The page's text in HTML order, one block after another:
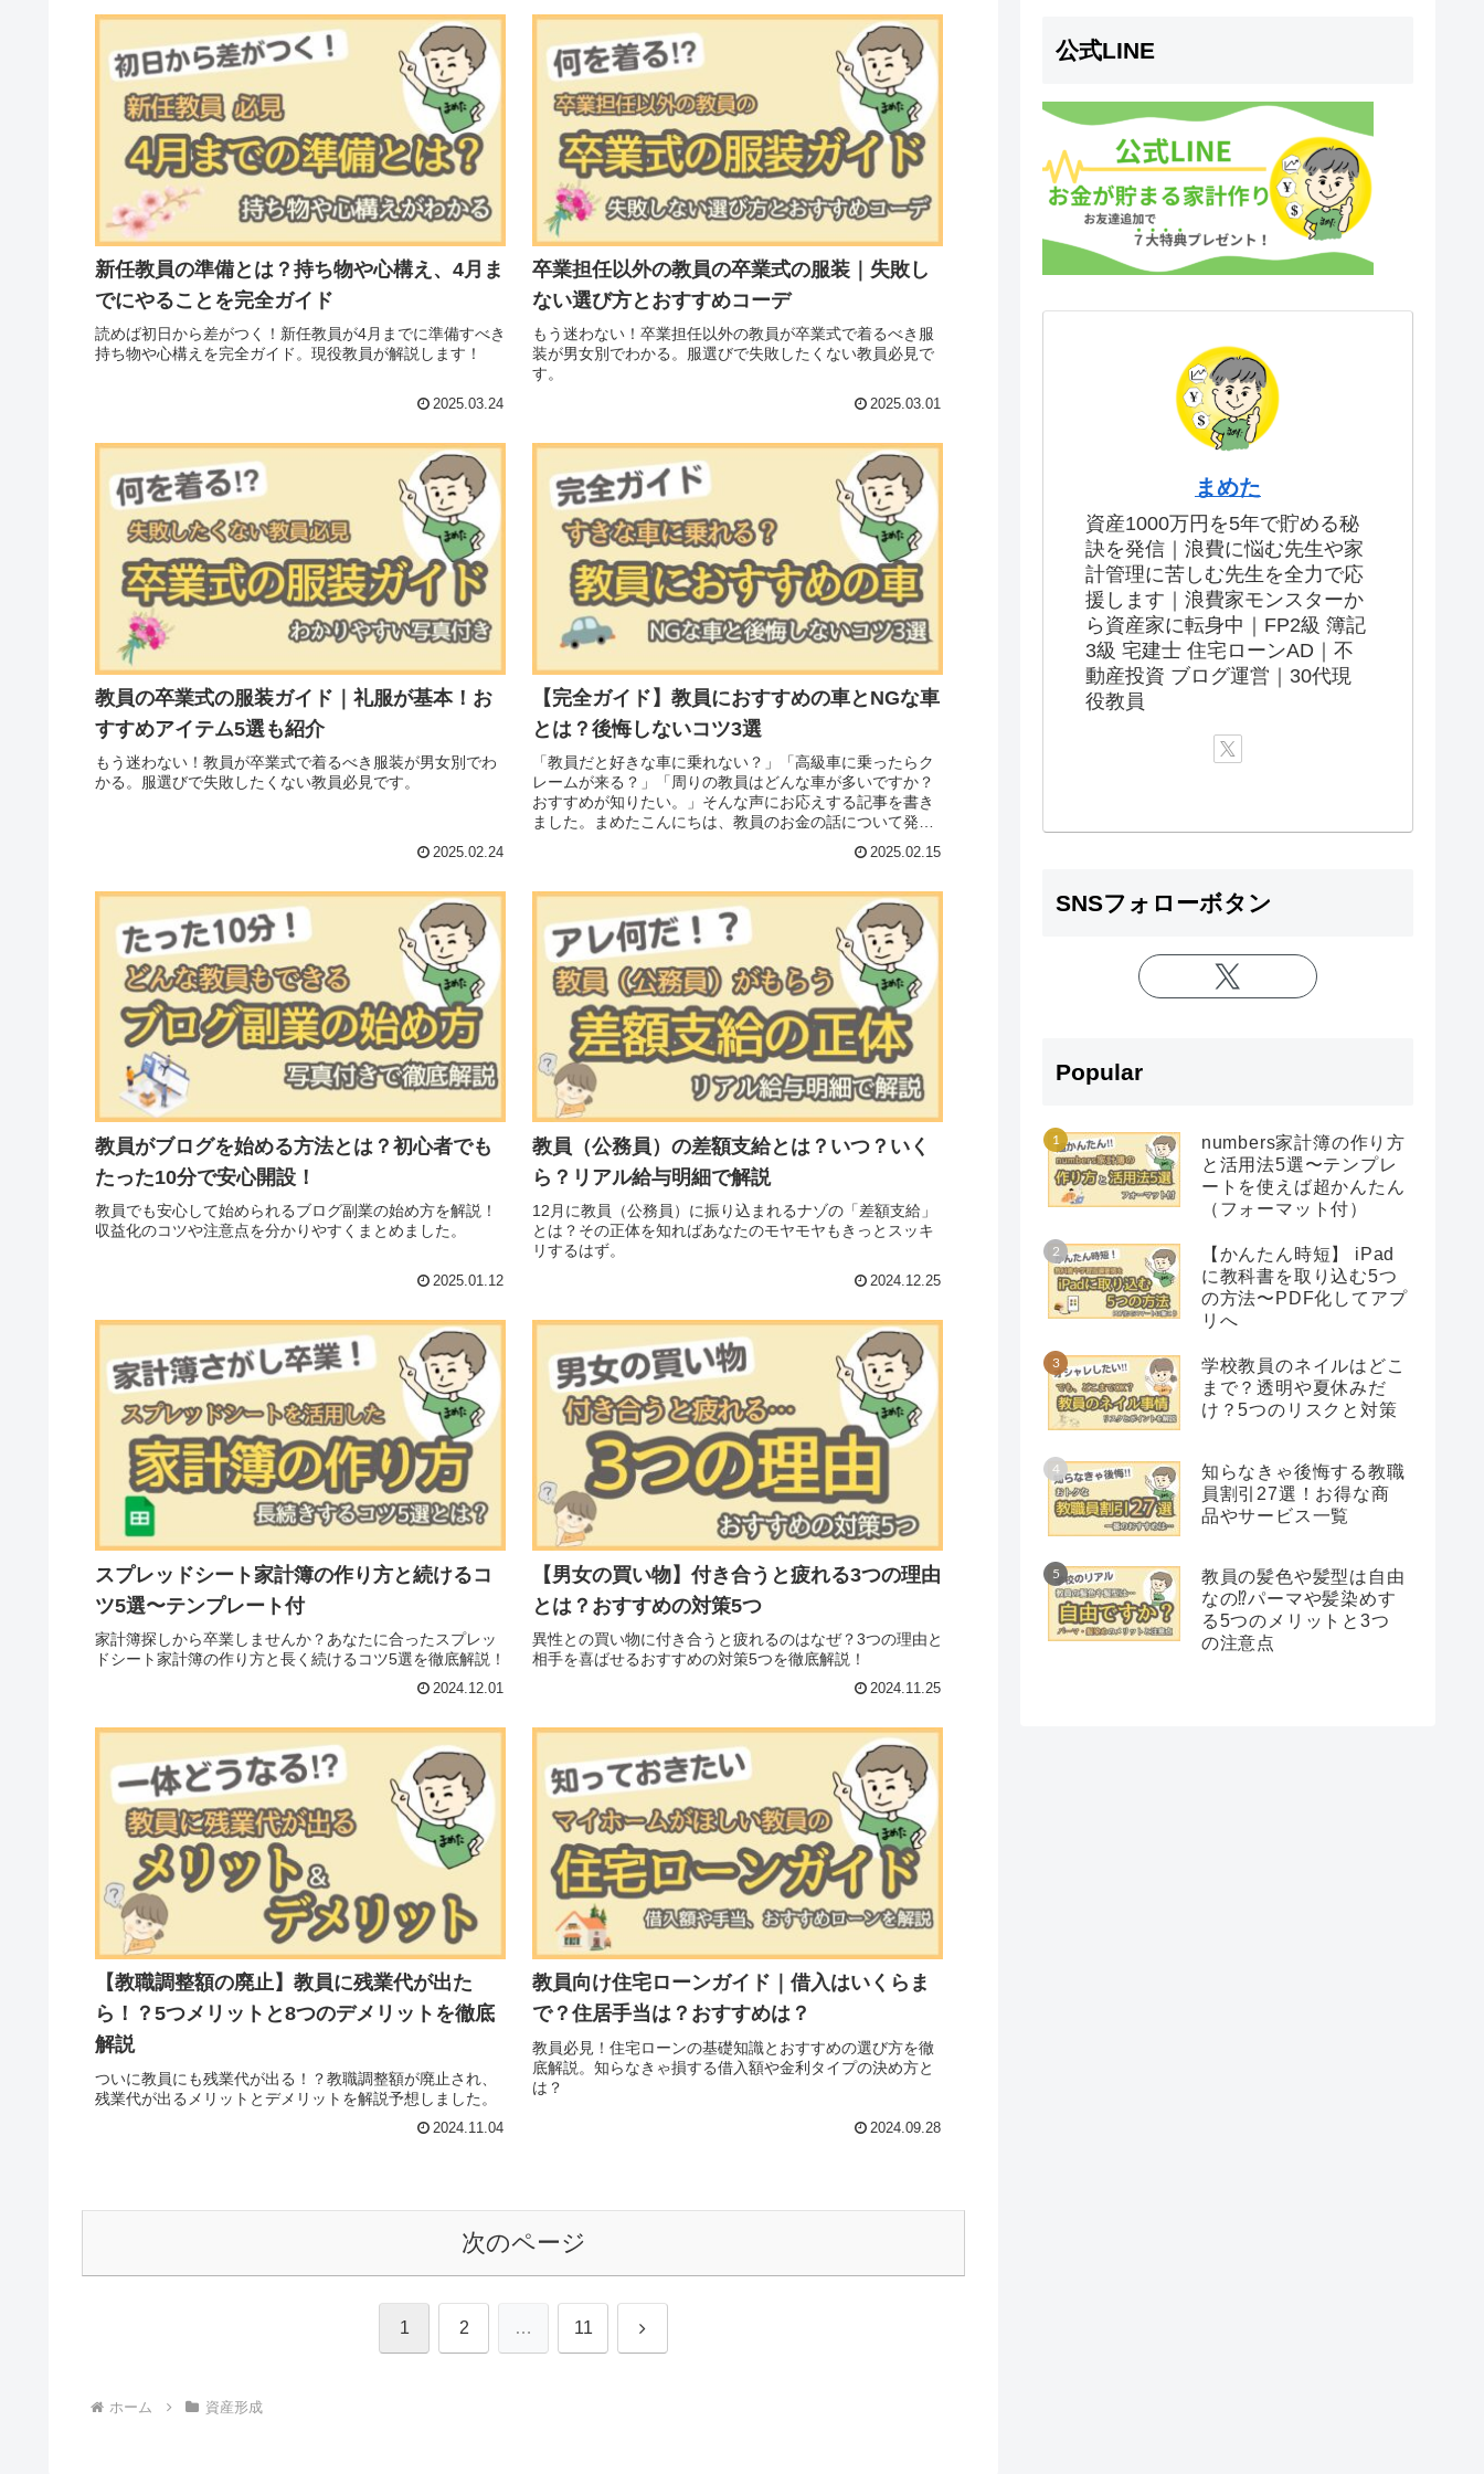
新任教員の準備とは？持ち物や心構え、4月ま
でにやることを完全ガイド
読めば初日から差がつく！新任教員が4月までに準備すべき
持ち物や心構えを完全ガイド。現役教員が解説します！
2025.03.24
卒業担任以外の教員の卒業式の服装｜失敗し
ない選び方とおすすめコーデ
もう迷わない！卒業担任以外の教員が卒業式で着るべき服
装が男女別でわかる。服選びで失敗したくない教員必見で
す。
2025.03.01
教員の卒業式の服装ガイド｜礼服が基本！お
すすめアイテム5選も紹介
もう迷わない！教員が卒業式で着るべき服装が男女別でわ
かる。服選びで失敗したくない教員必見です。
2025.02.24
【完全ガイド】教員におすすめの車とNGな車
とは？後悔しないコツ3選
「教員だと好きな車に乗れない？」「高級車に乗ったらク
レームが来る？」「周りの教員はどんな車が多いですか？
おすすめが知りたい。」そんな声にお応えする記事を書き
ました。まめたこんにちは、教員のお金の話について発信
2025.02.15
教員がブログを始める方法とは？初心者でも
たった10分で安心開設！
教員でも安心して始められるブログ副業の始め方を解説！
収益化のコツや注意点を分かりやすくまとめました。
2025.01.12
教員（公務員）の差額支給とは？いつ？いく
ら？リアル給与明細で解説
12月に教員（公務員）に振り込まれるナゾの「差額支給」
とは？その正体を知ればあなたのモヤモヤもきっとスッキ
リするはず。
2024.12.25
スプレッドシート家計簿の作り方と続けるコ
ツ5選〜テンプレート付
家計簿探しから卒業しませんか？あなたに合ったスプレッ
ドシート家計簿の作り方と長く続けるコツ5選を徹底解説！
2024.12.01
【男女の買い物】付き合うと疲れる3つの理由
とは？おすすめの対策5つ
異性との買い物に付き合うと疲れるのはなぜ？3つの理由と
相手を喜ばせるおすすめの対策5つを徹底解説！
2024.11.25
【教職調整額の廃止】教員に残業代が出た
ら！？5つメリットと8つのデメリットを徹底
解説
ついに教員にも残業代が出る！？教職調整額が廃止され、
残業代が出るメリットとデメリットを解説予想しました。
2024.11.04
教員向け住宅ローンガイド｜借入はいくらま
で？住居手当は？おすすめは？
教員必見！住宅ローンの基礎知識とおすすめの選び方を徹
底解説。知らなきゃ損する借入額や金利タイプの決め方と
は？
2024.09.28
次のページ
1 2 … 11 次
ホーム 資産形成
公式LINE
まめた
資産1000万円を5年で貯める秘
訣を発信｜浪費に悩む先生や家
計管理に苦しむ先生を全力で応
援します｜浪費家モンスターか
ら資産家に転身中｜FP2級 簿記
3級 宅建士 住宅ローンAD｜不
動産投資 ブログ運営｜30代現
役教員
SNSフォローボタン
Popular
numbers家計簿の作り方
と活用法5選〜テンプレ
ートを使えば超かんたん
（フォーマット付）
【かんたん時短】 iPad
に教科書を取り込む5つ
の方法〜PDF化してアプ
リへ
学校教員のネイルはどこ
まで？透明や夏休みだ
け？5つのリスクと対策
知らなきゃ後悔する教職
員割引27選！お得な商
品やサービス一覧
教員の髪色や髪型は自由
なの⁉︎パーマや髪染めす
る5つのメリットと3つ
の注意点